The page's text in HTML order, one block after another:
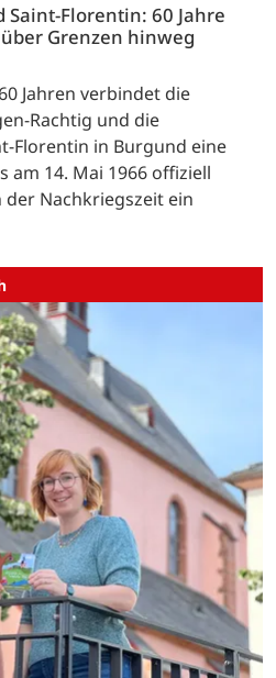
Florentin: 60 Jahre
Grenzen hinweg
Jahren verbindet die
Rachtig und die
Florentin in Burgund eine
am 14. Mai 1966 offiziell
Nachkriegszeit ein